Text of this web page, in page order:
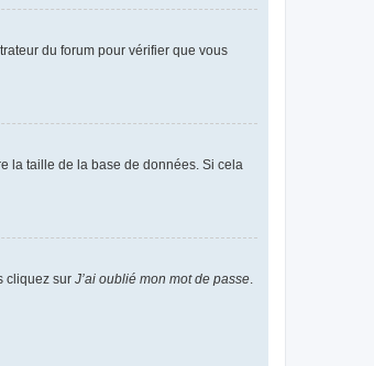
du forum pour vérifier que vous
la taille de la base de données. Si cela
cliquez sur J’ai oublié mon mot de passe.